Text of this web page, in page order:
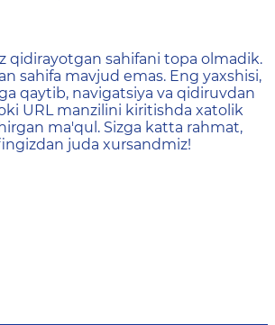
не
qidirayotgan sahifani topa olmadik.
sahifa mavjud emas. Eng yaxshisi,
qaytib, navigatsiya va qidiruvdan
URL manzilini kiritishda xatolik
ma'qul. Sizga katta rahmat,
juda xursandmiz!